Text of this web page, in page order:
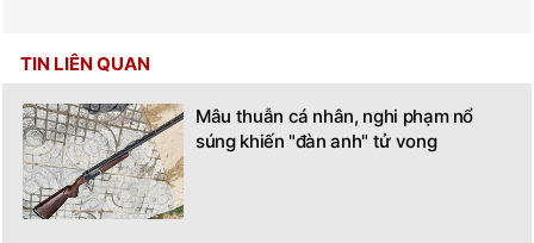
TIN LIÊN QUAN
Mâu thuẫn cá nhân, nghi phạm nổ
súng khiến "đàn anh" tử vong